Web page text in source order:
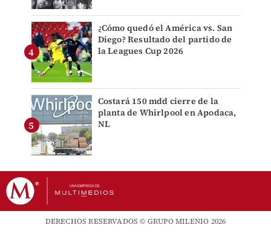
¿Cómo quedó el América vs. San
Diego? Resultado del partido de
la Leagues Cup 2026
Costará 150 mdd cierre de la
planta de Whirlpool en Apodaca,
NL
DERECHOS RESERVADOS © GRUPO MILENIO 2026